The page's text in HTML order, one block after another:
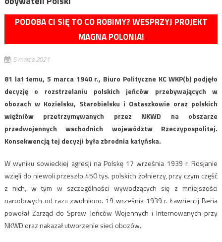
PODOBA CI SIĘ TO CO ROBIMY? WESPRZYJ PROJEKT
MAGNA POLONIA!
5 marca 2021
81 lat temu, 5 marca 1940 r., Biuro Polityczne KC WKP(b) podjęło
decyzję o rozstrzelaniu polskich jeńców przebywających w
obozach w Kozielsku, Starobielsku i Ostaszkowie oraz polskich
więźniów przetrzymywanych przez NKWD na obszarze
przedwojennych wschodnich województw Rzeczypospolitej.
Konsekwencją tej decyzji była zbrodnia katyńska.
W wyniku sowieckiej agresji na Polskę 17 września 1939 r. Rosjanie
wzięli do niewoli przeszło 450 tys. polskich żołnierzy, przy czym część
z nich, w tym w szczególności wywodzących się z mniejszości
narodowych od razu zwolniono. 19 września 1939 r. Ławrientij Beria
powołał Zarząd do Spraw Jeńców Wojennych i Internowanych przy
NKWD oraz nakazał utworzenie sieci obozów.